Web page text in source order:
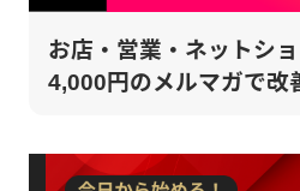
お店・営業・ネットシ
4,000円のメルマガで改